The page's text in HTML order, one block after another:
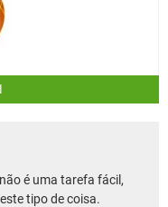
é uma tarefa fácil,
tipo de coisa.